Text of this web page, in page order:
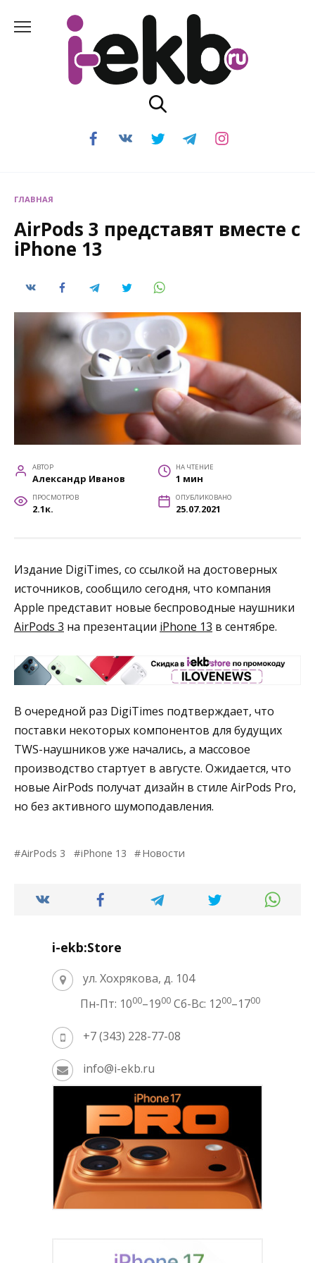
содержанию
ГЛАВНАЯ
AirPods 3 представят вместе с
iPhone 13
АВТОР
Александр Иванов
НА ЧТЕНИЕ
1 мин
ПРОСМОТРОВ
2.1к.
ОПУБЛИКОВАНО
25.07.2021
Издание DigiTimes, со ссылкой на достоверных
источников, сообщило сегодня, что компания
Apple представит новые беспроводные наушники
AirPods 3 на презентации iPhone 13 в сентябре.
В очередной раз DigiTimes подтверждает, что
поставки некоторых компонентов для будущих
TWS-наушников уже начались, а массовое
производство стартует в августе. Ожидается, что
новые AirPods получат дизайн в стиле AirPods Pro,
но без активного шумоподавления.
AirPods 3 iPhone 13 Новости
i-ekb:Store
ул. Хохрякова, д. 104
Пн-Пт: 1000–1900 Сб-Вс: 1200–1700
+7 (343) 228-77-08
info@i-ekb.ru